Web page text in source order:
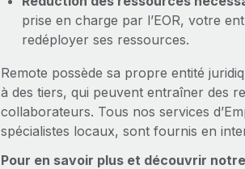
prise en charge par l’EOR, votre
redéployer ses ressources.
Remote possède sa propre entité
à des tiers, qui peuvent entraîner des
collaborateurs. Tous nos services
spécialistes locaux, sont fournis en
Pour en savoir plus et découvrir